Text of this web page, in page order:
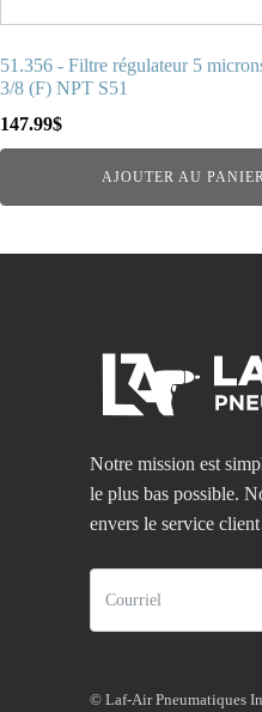
51.356 - Filtre régulateur 5
3/8 (F) NPT S51
147.99$
AJOUTER AU
Notre mission est
le plus bas possible.
envers le service
© Laf-Air Pneumatiques